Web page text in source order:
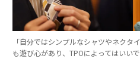
「自分ではシンプルなシャツやネクタ
も遊び心があり、TPOによってはいいで